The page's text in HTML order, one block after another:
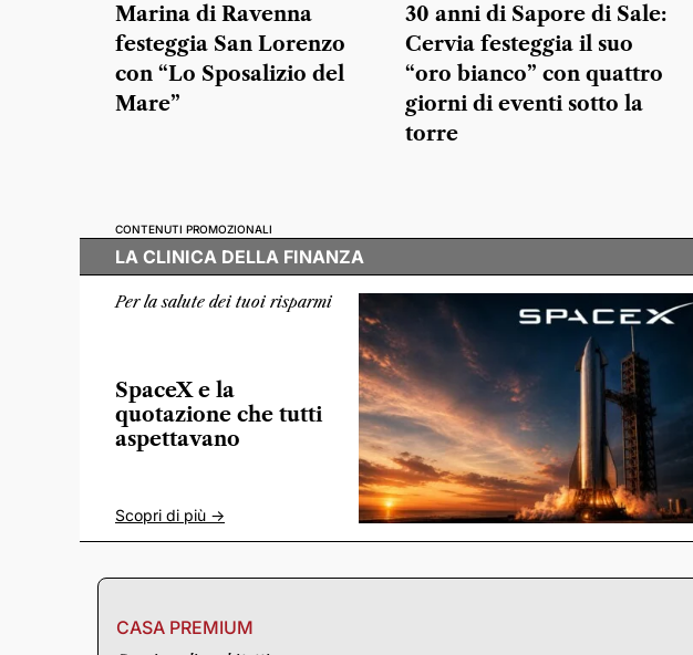
Marina di Ravenna
festeggia San Lorenzo
con “Lo Sposalizio del
Mare”
30 anni di Sapore di Sale:
Cervia festeggia il suo
“oro bianco” con quattro
giorni di eventi sotto la
torre
CONTENUTI PROMOZIONALI
LA CLINICA DELLA FINANZA
Per la salute dei tuoi risparmi
SpaceX e la
quotazione che tutti
aspettavano
Scopri di più ->
CASA PREMIUM